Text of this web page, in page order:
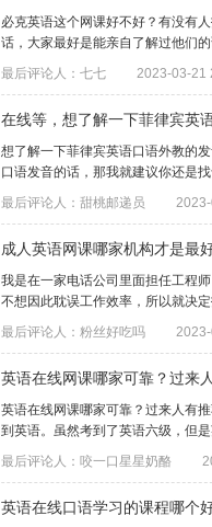
必克英语这个网课好不好？有没有
话，大家最好是能亲自了解过他们
最后评论人：七七
2023-03-21
在线等，想了解一下菲律宾英
想了解一下菲律宾英语口语外教的
口语发音的话，那我就建议你还是
最后评论人：甜桃邮递员
成人英语网课哪家机构才是最
我是在一家电话公司里面担任工程
不想因此耽误工作效率，所以就决
最后评论人：粉丝好吃吗
英语在线网课哪家可靠？过来
英语在线网课哪家可靠？过来人有
到英语。虽然考到了英语六级，但
最后评论人：咬一口星星奶酪
英语在线口语学习的课程哪个